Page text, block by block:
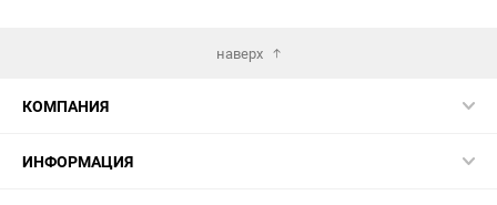
наверх
КОМПАНИЯ
ИНФОРМАЦИЯ